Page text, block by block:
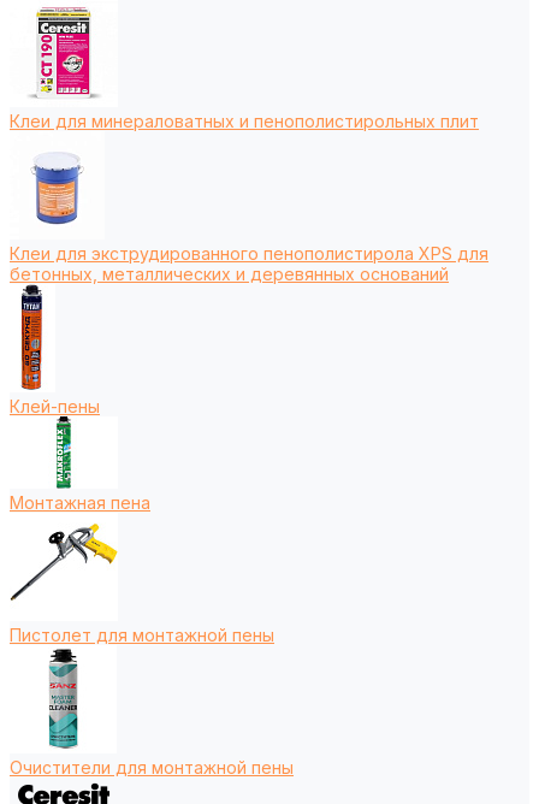
Клеи для минераловатных и пенополистирольных плит
Клеи для экструдированного пенополистирола XPS для
бетонных, металлических и деревянных оснований
Клей-пены
Монтажная пена
Пистолет для монтажной пены
Очистители для монтажной пены